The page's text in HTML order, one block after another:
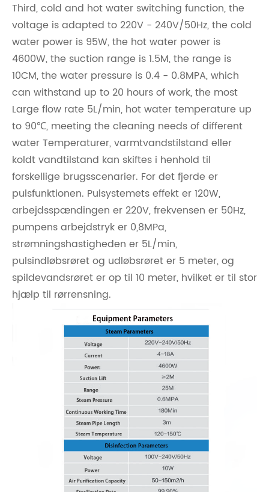
Third, cold and hot water switching function, the
voltage is adapted to 220V - 240V/50Hz, the cold
water power is 95W, the hot water power is
4600W, the suction range is 1.5M, the range is
10CM, the water pressure is 0.4 - 0.8MPA, which
can withstand up to 20 hours of work, the most
Large flow rate 5L/min, hot water temperature up
to 90℃, meeting the cleaning needs of different
water Temperaturer, varmtvandstilstand eller
koldt vandtilstand kan skiftes i henhold til
forskellige brugsscenarier. For det fjerde er
pulsfunktionen. Pulsystemets effekt er 120W,
arbejdsspændingen er 220V, frekvensen er 50Hz,
pumpens arbejdstryk er 0,8MPa,
strømningshastigheden er 5L/min,
pulsindløbsrøret og udløbsrøret er 5 meter, og
spildevandsrøret er op til 10 meter, hvilket er til stor
hjælp til rørrensning.